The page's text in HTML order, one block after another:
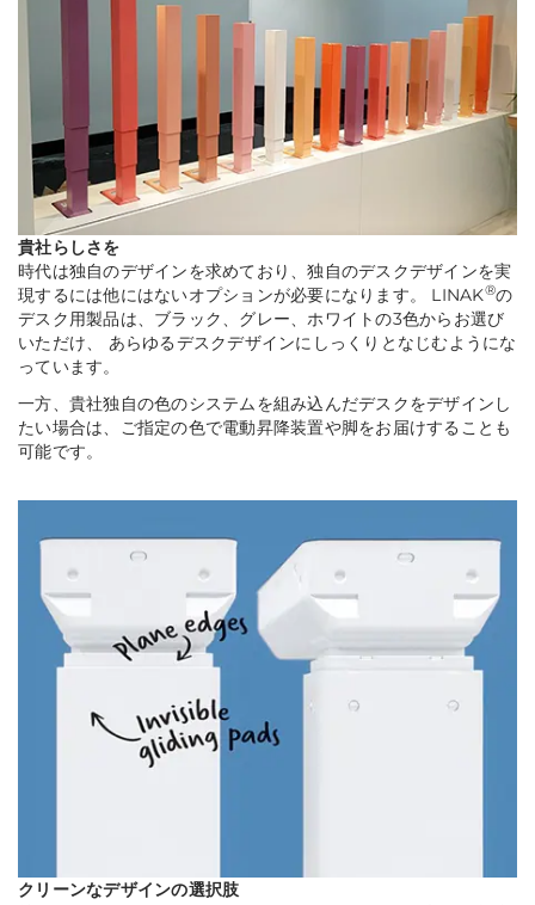
貴社らしさを
時代は独自のデザインを求めており、独自のデスクデザインを実
現するには他にはないオプションが必要になります。 LINAK®の
デスク用製品は、ブラック、グレー、ホワイトの3色からお選び
いただけ、 あらゆるデスクデザインにしっくりとなじむようにな
っています。
一方、貴社独自の色のシステムを組み込んだデスクをデザインし
たい場合は、ご指定の色で電動昇降装置や脚をお届けすることも
可能です。
クリーンなデザインの選択肢